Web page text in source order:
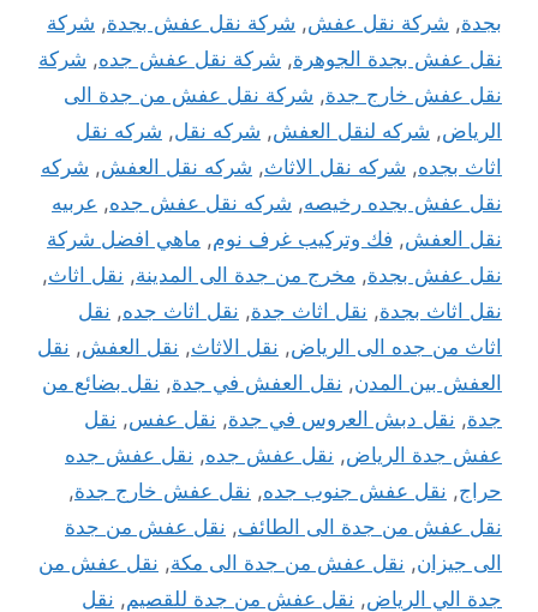
بجدة, شركة نقل عفش, شركة نقل عفش بجدة, شركة
نقل عفش بجدة الجوهرة, شركة نقل عفش جده, شركة
نقل عفش خارج جدة, شركة نقل عفش من جدة الى
الرياض, شركه لنقل العفش, شركه نقل, شركه نقل
اثاث بجده, شركه نقل الاثاث, شركه نقل العفش, شركه
نقل عفش بجده رخيصه, شركه نقل عفش جده, عربيه
نقل العفش, فك وتركيب غرف نوم, ماهي افضل شركة
نقل عفش بجدة, مخرج من جدة الى المدينة, نقل اثاث,
نقل اثاث بجدة, نقل اثاث جدة, نقل اثاث جده, نقل
اثاث من جده الى الرياض, نقل الاثاث, نقل العفش, نقل
العفش بين المدن, نقل العفش في جدة, نقل بضائع من
جدة, نقل دبش العروس في جدة, نقل عفس, نقل
عفش جدة الرياض, نقل عفش جده, نقل عفش جده
حراج, نقل عفش جنوب جده, نقل عفش خارج جدة,
نقل عفش من جدة الى الطائف, نقل عفش من جدة
الى جيزان, نقل عفش من جدة الى مكة, نقل عفش من
جدة الي الرياض, نقل عفش من جدة للقصيم, نقل